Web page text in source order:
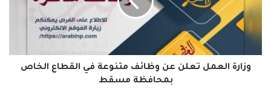
متنوعة
بمحافظة
وزارة العمل تعلن عن وظائف متنوعة في القطاع الخاص
بمحافظة مسقط